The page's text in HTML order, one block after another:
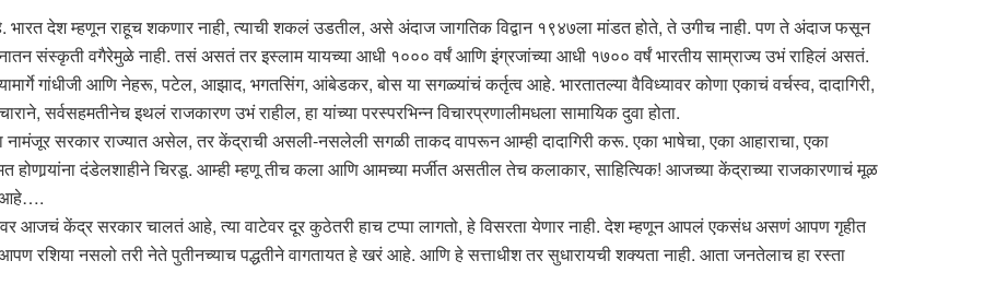
भारत देश म्हणून राहूच शकणार नाही, त्याची शकलं उडतील, असे अंदाज जागतिक विद्वान १९४७ला मांडत होते, ते उगीच नाही. पण ते अंदाज फसून
संस्कृती वगैरेमुळे नाही. तसं असतं तर इस्लाम यायच्या आधी १००० वर्षं आणि इंग्रजांच्या आधी १७०० वर्षं भारतीय साम्राज्य उभं राहिलं असतं.
गांधीजी आणि नेहरू, पटेल, आझाद, भगतसिंग, आंबेडकर, बोस या सगळ्यांचं कर्तृत्व आहे. भारतातल्या वैविध्यावर कोणा एकाचं वर्चस्व, दादागिरी,
सर्वसहमतीनेच इथलं राजकारण उभं राहील, हा यांच्या परस्परभिन्न विचारप्रणालीमधला सामायिक दुवा होता.
सरकार राज्यात असेल, तर केंद्राची असली-नसलेली सगळी ताकद वापरून आम्ही दादागिरी करू. एका भाषेचा, एका आहाराचा, एका
दंडेलशाहीने चिरडू. आम्ही म्हणू तीच कला आणि आमच्या मर्जीत असतील तेच कलाकार, साहित्यिक! आजच्या केंद्राच्या राजकारणाचं मूळ
आहे….
आजचं केंद्र सरकार चालतं आहे, त्या वाटेवर दूर कुठेतरी हाच टप्पा लागतो, हे विसरता येणार नाही. देश म्हणून आपलं एकसंध असणं आपण गृहीत
रशिया नसलो तरी नेते पुतीनच्याच पद्धतीने वागतायत हे खरं आहे. आणि हे सत्ताधीश तर सुधारायची शक्यता नाही. आता जनतेलाच हा रस्ता